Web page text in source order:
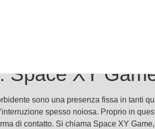
Space XY
sono una presenza fissa in tanti
spesso noiosa. Proprio in
di contatto. Si chiama Space XY